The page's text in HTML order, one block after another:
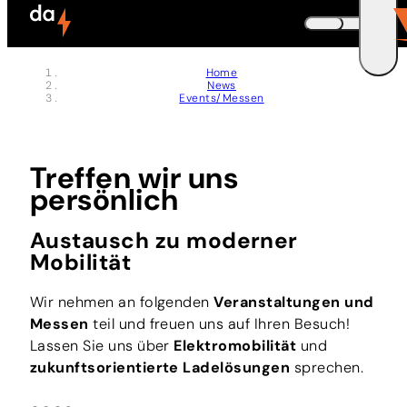
Zum Header springen (
Zum Inhalt springen (
Zum Footer springen (
zur Navigation springen (
zur Suche springen (
Barrierefreiheits-Widget öffnen ( + 6)
Zur Barrierefreiheitserklaerung ( + 7)
DEUTSCH
Home
News
Events/Messen
Treffen wir uns
persönlich
Austausch zu moderner
Mobilität
Wir nehmen an folgendenVeranstaltungen und
Messen teil und freuen uns auf Ihren Besuch!
Lassen Sie uns über Elektromobilität und
zukunftsorientierte Ladelösungen sprechen.